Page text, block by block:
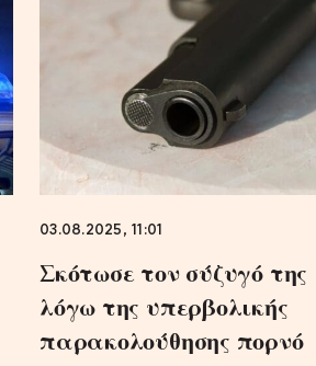
03.08.2025, 11:01
Σκότωσε τον σύζυγό της
λόγω της υπερβολικής
παρακολούθησης πορνό